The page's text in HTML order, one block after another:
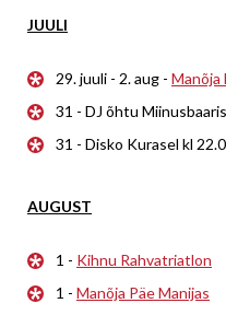
JUULI
29. juuli - 2. aug - Manõja
31 - DJ õhtu Miinusbaaris
31 - Disko Kurasel kl
AUGUST
1 - Kihnu Rahvatriatlon
1 - Manõja Päe Manijas